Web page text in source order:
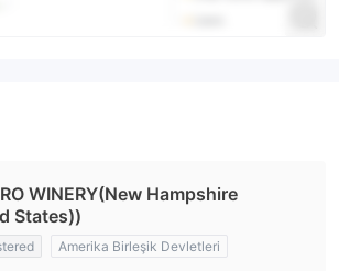
WINERY(New Hampshire
States))
Amerika Birleşik Devletleri